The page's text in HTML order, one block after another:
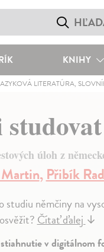
KNIHY
LITERATÚRA,
úloh z
,Přibík
studiu němčiny na
Čítať ďalej↓
v digitálnom